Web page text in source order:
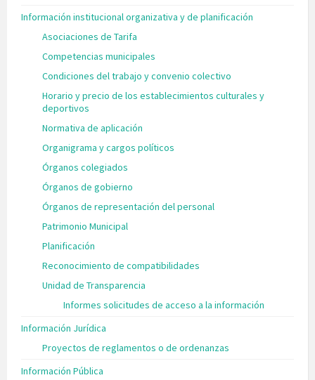
Información institucional organizativa y de planificación
Asociaciones de Tarifa
Competencias municipales
Condiciones del trabajo y convenio colectivo
Horario y precio de los establecimientos culturales y
deportivos
Normativa de aplicación
Organigrama y cargos políticos
Órganos colegiados
Órganos de gobierno
Órganos de representación del personal
Patrimonio Municipal
Planificación
Reconocimiento de compatibilidades
Unidad de Transparencia
Informes solicitudes de acceso a la información
Información Jurídica
Proyectos de reglamentos o de ordenanzas
Información Pública